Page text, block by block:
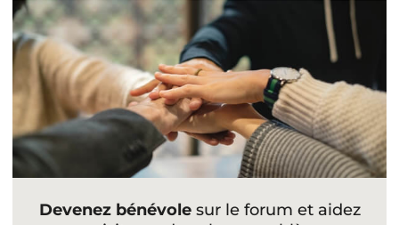
Devenez bénévolesur le forum et aidez